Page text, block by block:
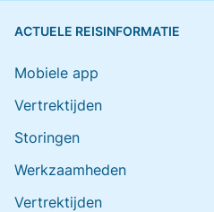
ACTUELE REISINFORMATIE
Mobiele app
Vertrektijden
Storingen
Werkzaamheden
Vertrektijden